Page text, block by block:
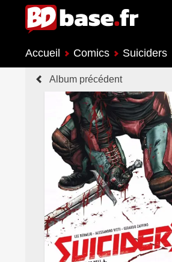
Accueil Comics Suiciders
Album précédent